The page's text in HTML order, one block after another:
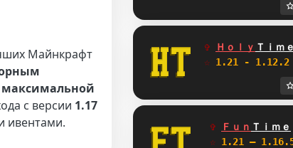
Майнкрафт
с версии 1.17
ивентами.
✞ Ｈｏｌｙ Ｔｉｍｅ
☆ 1.21 -
✞ Ｆｕｎ Ｔｉｍｅ
☆ 1.21 —